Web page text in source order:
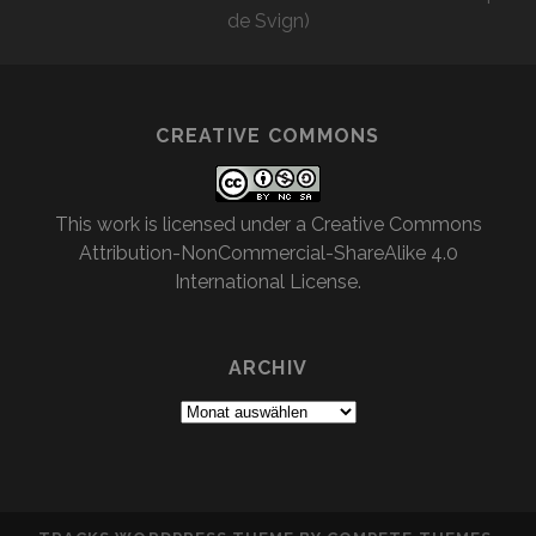
de Svign)
CREATIVE COMMONS
This work is licensed under a Creative Commons
Attribution-NonCommercial-ShareAlike 4.0
International License.
ARCHIV
Archiv